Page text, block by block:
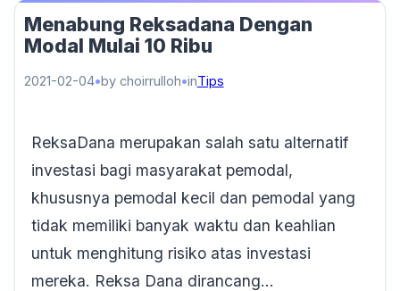
Menabung Reksadana Dengan
Modal Mulai 10 Ribu
2021-02-04 by choirrulloh inTips
ReksaDana merupakan salah satu alternatif
investasi bagi masyarakat pemodal,
khususnya pemodal kecil dan pemodal yang
tidak memiliki banyak waktu dan keahlian
untuk menghitung risiko atas investasi
mereka. Reksa Dana dirancang…